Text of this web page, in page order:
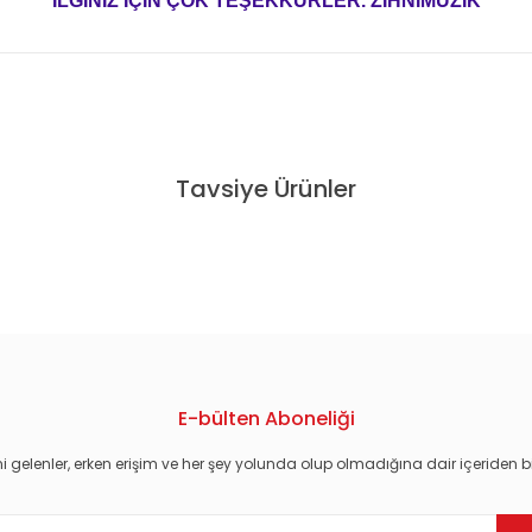
Tavsiye Ürünler
E-bülten Aboneliği
gelenler, erken erişim ve her şey yolunda olup olmadığına dair içeriden